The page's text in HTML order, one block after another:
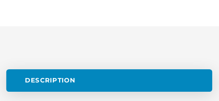
DESCRIPTION